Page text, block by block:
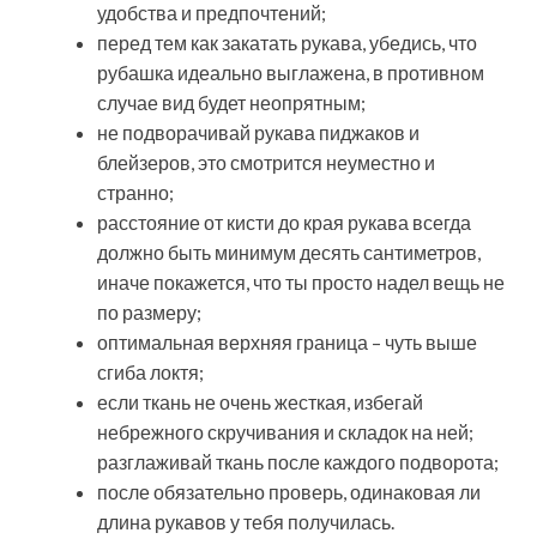
удобства и предпочтений;
перед тем как закатать рукава, убедись, что
рубашка идеально выглажена, в противном
случае вид будет неопрятным;
не подворачивай рукава пиджаков и
блейзеров, это смотрится неуместно и
странно;
расстояние от кисти до края рукава всегда
должно быть минимум десять сантиметров,
иначе покажется, что ты просто надел вещь не
по размеру;
оптимальная верхняя граница – чуть выше
сгиба локтя;
если ткань не очень жесткая, избегай
небрежного скручивания и складок на ней;
разглаживай ткань после каждого подворота;
после обязательно проверь, одинаковая ли
длина рукавов у тебя получилась.